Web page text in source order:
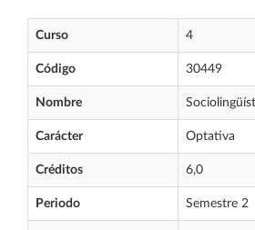
Curso 4
Código 30449
Nombre
Carácter Optativa
Créditos 6,0
Periodo Semestre 2